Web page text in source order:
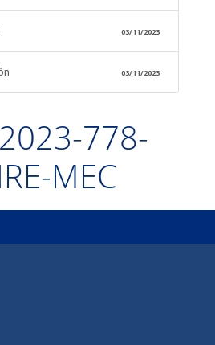
03/11/2023
03/11/2023
778-
MEC